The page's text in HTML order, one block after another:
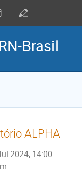
Brasil
ALPHA
2024, 14:00